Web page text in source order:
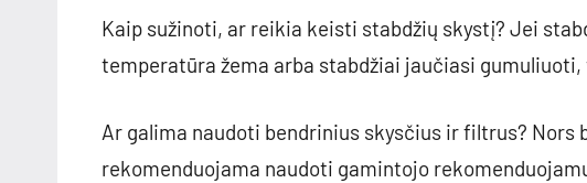
Kaip sužinoti, ar reikia keisti stabdžių skystį? Jei
temperatūra žema arba stabdžiai jaučiasi
Ar galima naudoti bendrinius skysčius ir filtrus?
rekomenduojama naudoti gamintojo